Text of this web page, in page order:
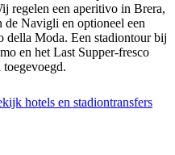
regelen een aperitivo in Brera,
de Navigli en optioneel een
della Moda. Een stadiontour bij
en het Last Supper-fresco
hotels en stadiontransfers